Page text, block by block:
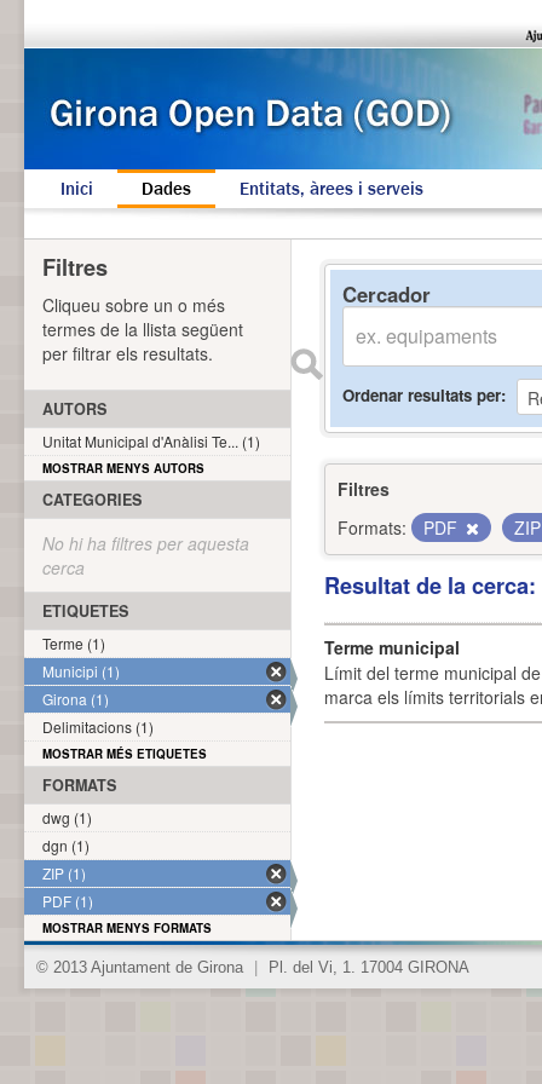
Inici Dades Entitats, àrees i serveis
Cercador
Ordenar resultats per
Filtres
Formats:
PDF
Resultat de la
Terme municipal
Límit del terme municipal
marca els límits territorials
Filtres
Cliqueu sobre un o més
termes de la llista següent
per filtrar els resultats.
AUTORS
Unitat Municipal d'Anàlisi Te... (1)
MOSTRAR MENYS AUTORS
CATEGORIES
No hi ha filtres per aquesta
cerca
ETIQUETES
Terme (1)
Municipi (1)
Girona (1)
Delimitacions (1)
MOSTRAR MÉS ETIQUETES
FORMATS
dwg (1)
dgn (1)
ZIP (1)
PDF (1)
MOSTRAR MENYS FORMATS
© 2013 Ajuntament de Girona Pl. del Vi, 1. 17004 GIRONA